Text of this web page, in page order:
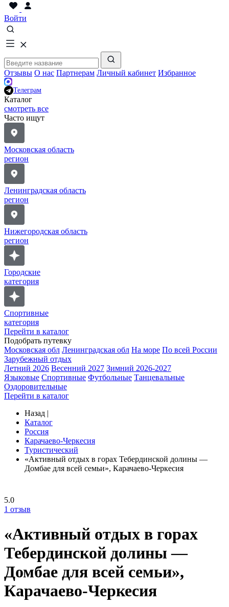
Войти
Отзывы О нас Партнерам Личный кабинет Избранное
Телеграм
Каталог
смотреть все
Часто ищут
Московская область
регион
Ленинградская область
регион
Нижегородская область
регион
Городские
категория
Спортивные
категория
Перейти в каталог
Подобрать путевку
Московская обл Ленинградская обл На море По всей России
Зарубежный отдых
Летний 2026 Весенний 2027 Зимний 2026-2027
Языковые Спортивные Футбольные Танцевальные
Оздоровительные
Перейти в каталог
Назад |
Каталог
Россия
Карачаево-Черкесия
Туристический
«Активный отдых в горах Тебердинской долины —
Домбае для всей семьи», Карачаево-Черкесия
5.0
1 отзыв
«Активный отдых в горах
Тебердинской долины —
Домбае для всей семьи»,
Карачаево-Черкесия